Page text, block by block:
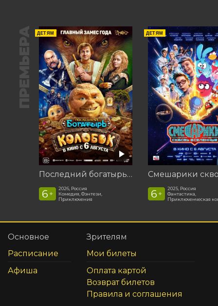
ПРЕМЬЕРА ДЕТЯМ
Последний богатырь. Колобок
6 +
2026, Россия
Комедия, Фэнтези,
Приключения
ДЕТЯМ
6 +
2025, Россия
Фантастика,
Приключенческая
Основное
Расписание
Афиша
Зрителям
Мои билеты
Оплата картой
Возврат билетов
Правила и соглашения